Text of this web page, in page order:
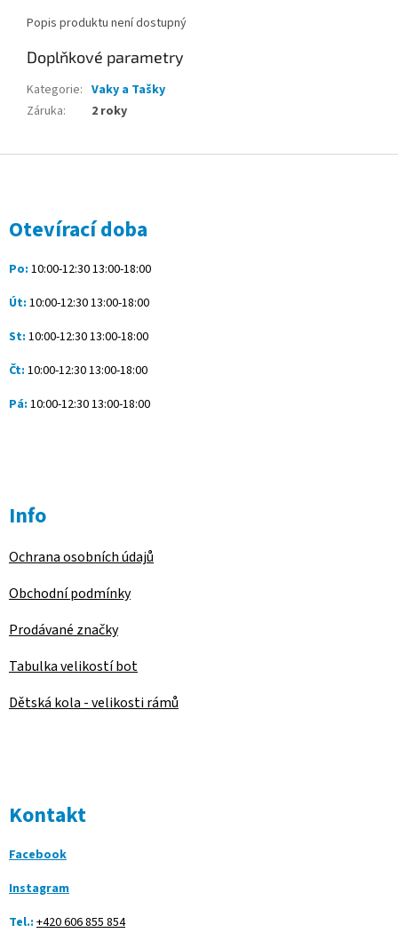
Popis produktu není dostupný
Doplňkové parametry
Kategorie: Vaky a Tašky
Záruka: 2 roky
Otevírací doba
Po: 10:00-12:30 13:00-18:00
Út: 10:00-12:30 13:00-18:00
St: 10:00-12:30 13:00-18:00
Čt: 10:00-12:30 13:00-18:00
Pá: 10:00-12:30 13:00-18:00
Info
Ochrana osobních údajů
Obchodní podmínky
Prodávané značky
Tabulka velikostí bot
Dětská kola - velikosti rámů
Kontakt
Facebook
Instagram
Tel.: +420 606 855 854